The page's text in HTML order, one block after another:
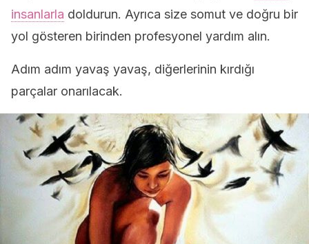
insanlarla doldurun. Ayrıca size somut ve doğru bir
yol gösteren birinden profesyonel yardım alın.
Adım adım yavaş yavaş, diğerlerinin kırdığı
parçalar onarılacak.